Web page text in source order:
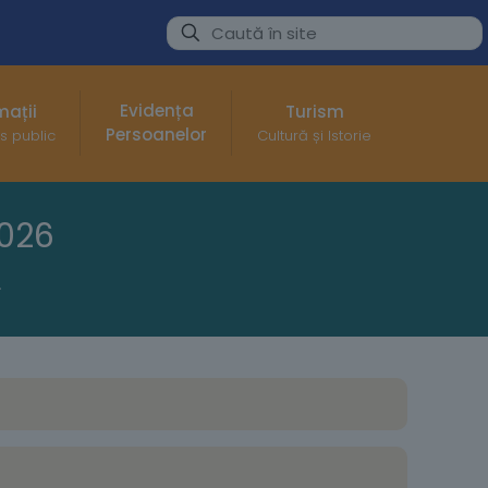
public
Evidența
Persoanelor
Turism
Cultură și Istorie
2026